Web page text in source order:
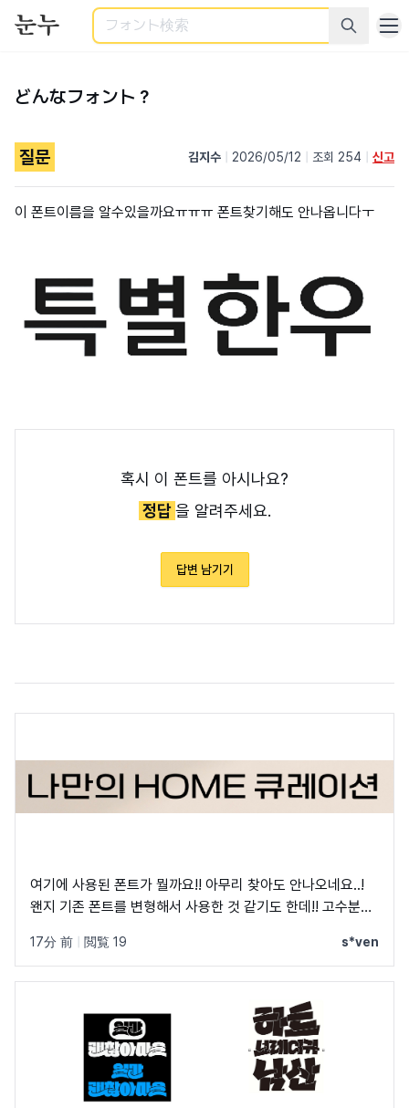
検索
どんなフォント？
질문 김지수 2026/05/12 조회 254 신고
이 폰트이름을 알수있을까요ㅠㅠㅠ 폰트찾기해도 안나옵니다ㅜ
혹시 이 폰트를 아시나요?
정답을 알려주세요.
답변 남기기
여기에 사용된 폰트가 뭘까요!! 아무리 찾아도 안나오네요..!
왠지 기존 폰트를 변형해서 사용한 것 같기도 한데!! 고수분들
17分 前 閲覧 19 s*ven